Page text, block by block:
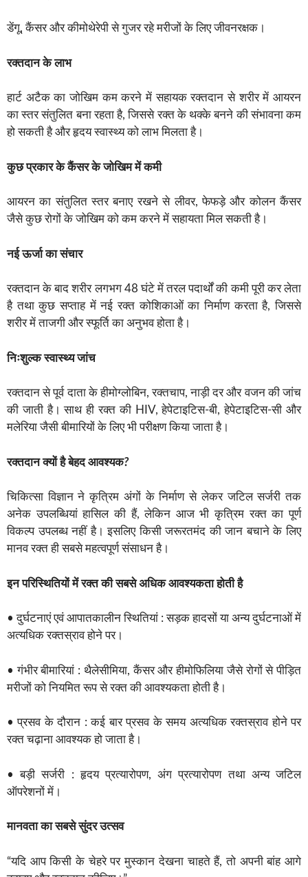
डेंगू, कैंसर और कीमोथेरेपी से गुजर रहे मरीजों के लिए जीवनरक्षक।
रक्तदान के लाभ
हार्ट अटैक का जोखिम कम करने में सहायक रक्तदान से शरीर में आयरन
का स्तर संतुलित बना रहता है, जिससे रक्त के थक्के बनने की संभावना कम
हो सकती है और हृदय स्वास्थ्य को लाभ मिलता है।
कुछ प्रकार के कैंसर के जोखिम में कमी
आयरन का संतुलित स्तर बनाए रखने से लीवर, फेफड़े और कोलन कैंसर
जैसे कुछ रोगों के जोखिम को कम करने में सहायता मिल सकती है।
नई ऊर्जा का संचार
रक्तदान के बाद शरीर लगभग 48 घंटे में तरल पदार्थों की कमी पूरी कर लेता
है तथा कुछ सप्ताह में नई रक्त कोशिकाओं का निर्माण करता है, जिससे
शरीर में ताजगी और स्फूर्ति का अनुभव होता है।
निःशुल्क स्वास्थ्य जांच
रक्तदान से पूर्व दाता के हीमोग्लोबिन, रक्तचाप, नाड़ी दर और वजन की जांच
की जाती है। साथ ही रक्त की HIV, हेपेटाइटिस-बी, हेपेटाइटिस-सी और
मलेरिया जैसी बीमारियों के लिए भी परीक्षण किया जाता है।
रक्तदान क्यों है बेहद आवश्यक?
चिकित्सा विज्ञान ने कृत्रिम अंगों के निर्माण से लेकर जटिल सर्जरी तक
अनेक उपलब्धियां हासिल की हैं, लेकिन आज भी कृत्रिम रक्त का पूर्ण
विकल्प उपलब्ध नहीं है। इसलिए किसी जरूरतमंद की जान बचाने के लिए
मानव रक्त ही सबसे महत्वपूर्ण संसाधन है।
इन परिस्थितियों में रक्त की सबसे अधिक आवश्यकता होती है
• दुर्घटनाएं एवं आपातकालीन स्थितियां : सड़क हादसों या अन्य दुर्घटनाओं में
अत्यधिक रक्तस्राव होने पर।
• गंभीर बीमारियां : थैलेसीमिया, कैंसर और हीमोफिलिया जैसे रोगों से पीड़ित
मरीजों को नियमित रूप से रक्त की आवश्यकता होती है।
• प्रसव के दौरान : कई बार प्रसव के समय अत्यधिक रक्तस्राव होने पर
रक्त चढ़ाना आवश्यक हो जाता है।
• बड़ी सर्जरी : हृदय प्रत्यारोपण, अंग प्रत्यारोपण तथा अन्य जटिल
ऑपरेशनों में।
मानवता का सबसे सुंदर उत्सव
“यदि आप किसी के चेहरे पर मुस्कान देखना चाहते हैं, तो अपनी बांह आगे